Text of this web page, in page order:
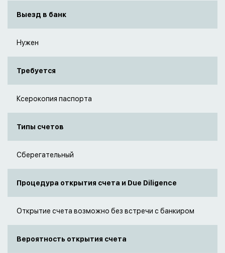
Выезд в банк
Нужен
Требуется
Ксерокопия паспорта
Типы счетов
Сберегательный
Процедура открытия счета и Due Diligence
Открытие счета возможно без встречи с банкиром
Вероятность открытия счета